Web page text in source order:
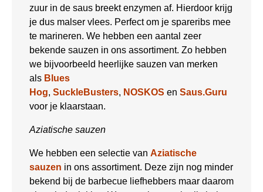
zuur in de saus breekt enzymen af. Hierdoor krijg
je dus malser vlees. Perfect om je spareribs mee
te marineren. We hebben een aantal zeer
bekende sauzen in ons assortiment. Zo hebben
we bijvoorbeeld heerlijke sauzen van merken
als Blues
Hog, SuckleBusters, NOSKOS en Saus.Guru
voor je klaarstaan.
Aziatische sauzen
We hebben een selectie van Aziatische
sauzen in ons assortiment. Deze zijn nog minder
bekend bij de barbecue liefhebbers maar daarom